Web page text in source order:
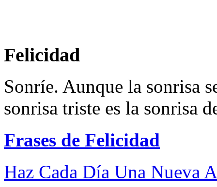
Felicidad
Sonríe. Aunque la sonrisa
sonrisa triste es la sonrisa
Frases de Felicidad
Haz Cada Día Una Nueva